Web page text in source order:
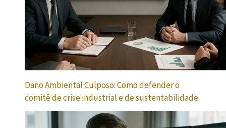
Dano Ambiental Culposo: Como defender o
comitê de crise industrial e de sustentabilidade